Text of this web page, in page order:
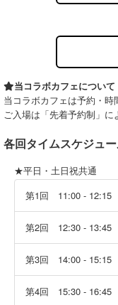
当コラボカフェについて
当コラボカフェは予約・時
ご入場は「先着予約制」に
各回タイムスケジュ
★平日・土日祝共通
第1回 11:00 - 12:15
第2回 12:30 - 13:45
第3回 14:00 - 15:15
第4回 15:30 - 16:45